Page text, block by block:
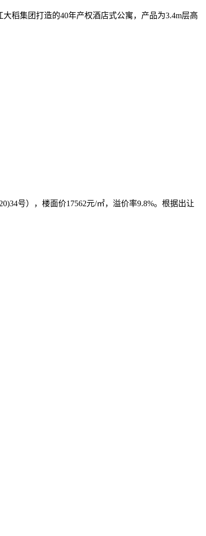
稻集团打造的40年产权酒店式公寓，产品为3.4m层高
号），楼面价17562元/㎡，溢价率9.8%。根据出让